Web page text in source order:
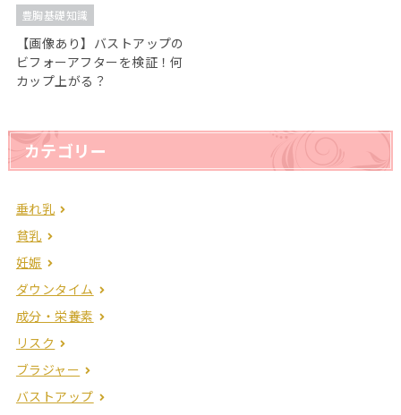
豊胸基礎知識
【画像あり】バストアップの
ビフォーアフターを検証！何
カップ上がる？
カテゴリー
垂れ乳
貧乳
妊娠
ダウンタイム
成分・栄養素
リスク
ブラジャー
バストアップ